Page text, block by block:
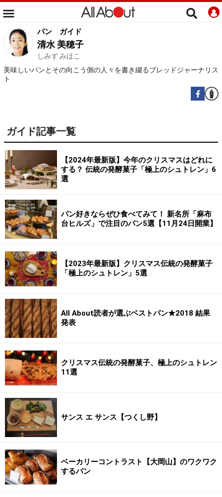
パン ガイド
清水 美穂子
しみず みほこ
美味しいパンとその向こう側の人々を書き綴るブレッドジャーナリス
ト
ガイド記事一覧
【2024年最新版】今年のクリスマスはどれに
する？ 伝統の発酵菓子「極上のシュトレン」6
選
パン好きならぜひ食べてみて！ 新名所「麻布
台ヒルズ」で注目のパン5選【11月24日開業】
【2023年最新版】クリスマス伝統の発酵菓子
「極上のシュトレン」5選
All About読者が選ぶベストパン★2018 結果
発表
クリスマス伝統の発酵菓子、極上のシュトレン
11選
サンス エ サンス【つくし野】
ベーカリーコントラスト【大岡山】のワクワク
するパン